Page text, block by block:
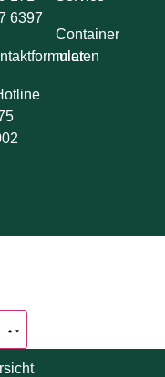
6397
Container
mieten